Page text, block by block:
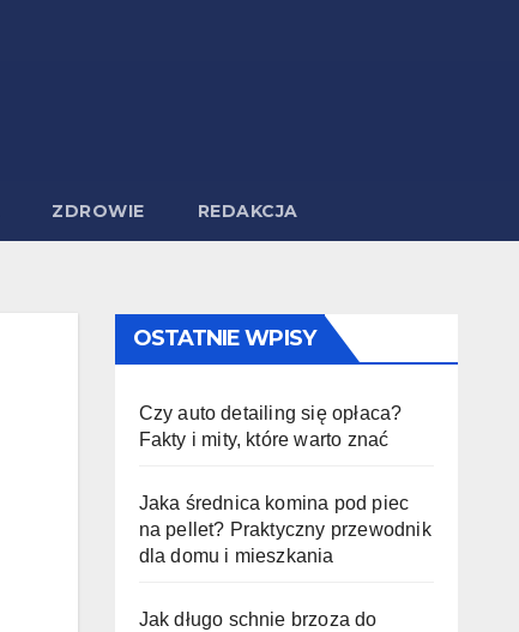
ZDROWIE REDAKCJA
OSTATNIE WPISY
Czy auto detailing się opłaca?
Fakty i mity, które warto znać
Jaka średnica komina pod piec
na pellet? Praktyczny przewodnik
dla domu i mieszkania
Jak długo schnie brzoza do